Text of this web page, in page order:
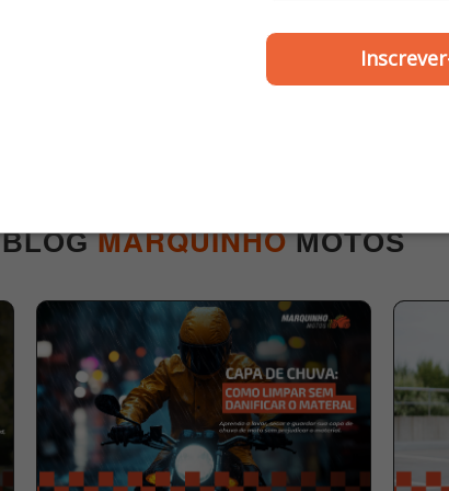
DIAFRAG
Pastilha de Freio Biz
em diante / Elite
BLOGMARQUINHOMOTOS